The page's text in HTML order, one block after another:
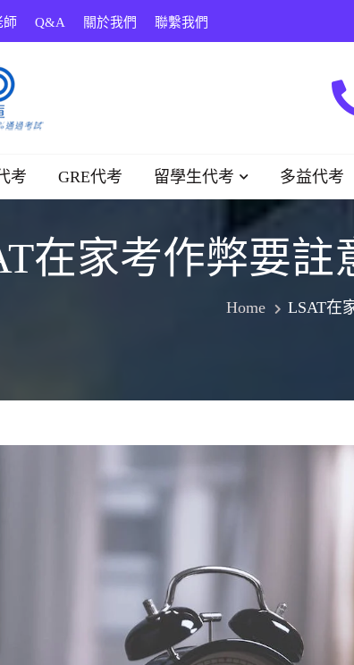
師 Q&A 關於我們 聯繫我們
考 GRE代考 留學生代考 多益代考
在家考作弊要註
Home LSAT在